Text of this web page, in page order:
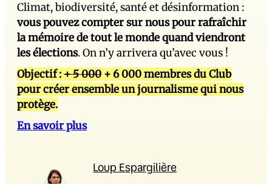
Climat, biodiversité, santé et désinformation :
vous pouvez compter sur nous pour rafraîchir
la mémoire de tout le monde quand viendront
les élections. On n’y arrivera qu’avec vous !
Objectif :+ 5 000 + 6 000 membres du Club
pour créer ensemble un journalisme qui nous
protège.
En savoir plus
Loup Espargilière